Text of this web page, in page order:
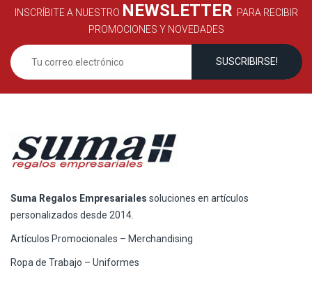
INSCRÍBITE A NUESTRO NEWSLETTER PARA RECIBIR
PROMOCIONES Y NOVEDADES
Suma Regalos Empresariales soluciones en artículos
personalizados desde 2014.
Artículos Promocionales – Merchandising
Ropa de Trabajo – Uniformes